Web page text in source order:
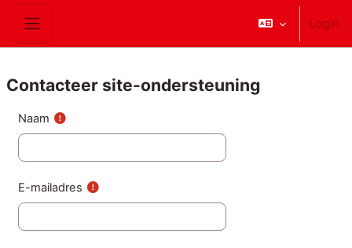
Ga naar hoofdinhoud
Zijpaneel
Login
Contacteer site-ondersteuning
Naam
E-mailadres